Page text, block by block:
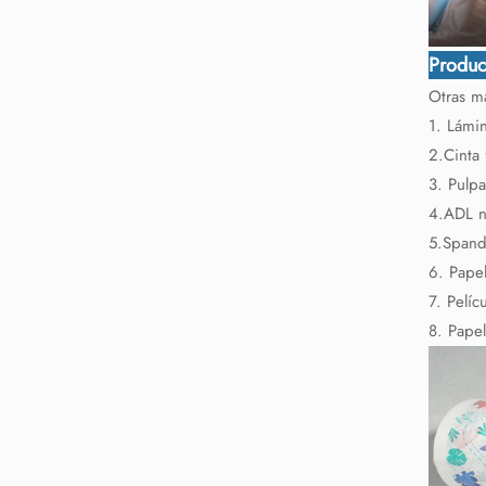
Otras
1.
2.Cinta
3.
4.ADL
6.
7.
8.